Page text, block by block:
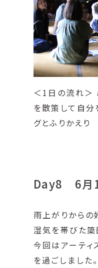
＜1日の流れ＞
を散策して自
グとふりかえり
Day8 6月1
雨上がりからの
湿気を帯びた簗
今回はアーティ
を過ごしました